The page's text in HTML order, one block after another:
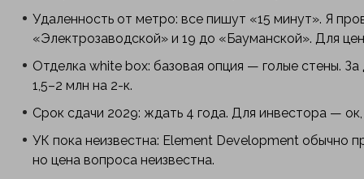
Удаленность от метро: все пишут «15 минут». Я
«Электрозаводской» и 19 до «Бауманской». Для
Отделка white box: базовая опция — голые стены.
1,5–2 млн на 2-к.
Срок сдачи 2029: ждать 4 года. Для инвестора —
УК пока неизвестна: Element Development обычно
но цена вопроса неизвестна.